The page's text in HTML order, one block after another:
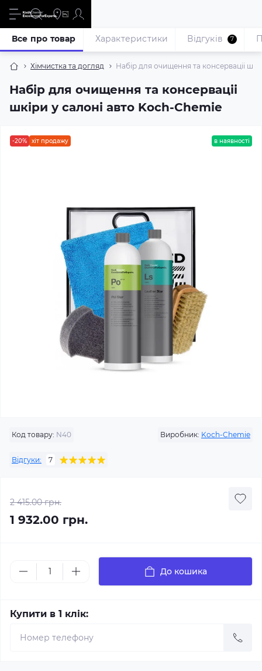
Хімчистка та догляд Набір для очищення та консерваціі
Набір для очищення та консерваціі
шкіри у салоні авто Koch-Chemie
Все про товар Характеристики Відгуків 7
-20% хіт продажу в наявності
Код товару: N40 Виробник: Koch-Chemie
Відгуки: 7
2 415.00 грн.
1 932.00 грн.
До кошика
Купити в 1 клік: